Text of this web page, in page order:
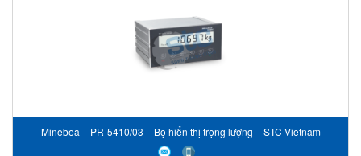
Minebea – PR-5410/03 – Bộ hiển thị trọng lượng – STC Vietnam